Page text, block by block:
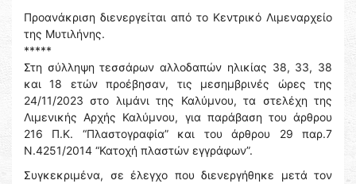
Προανάκριση διενεργείται από το Κεντρικό Λιμεναρχείο
της Μυτιλήνης.
*****
Στη σύλληψη τεσσάρων αλλοδαπών ηλικίας 38, 33, 38
και 18 ετών προέβησαν, τις μεσημβρινές ώρες της
24/11/2023 στο λιμάνι της Καλύμνου, τα στελέχη της
Λιμενικής Αρχής Καλύμνου, για παράβαση του άρθρου
216 Π.Κ. “Πλαστογραφία” και του άρθρου 29 παρ.7
Ν.4251/2014 “Κατοχή πλαστών εγγράφων”.
Συγκεκριμένα, σε έλεγχο που διενεργήθηκε μετά τον